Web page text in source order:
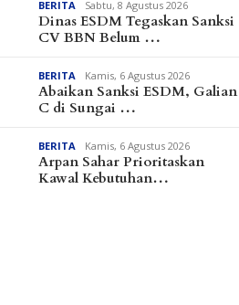
BERITA Sabtu, 8 Agustus 2026
Dinas ESDM Tegaskan Sanksi
CV BBN Belum …
BERITA Kamis, 6 Agustus 2026
Abaikan Sanksi ESDM, Galian
C di Sungai …
BERITA Kamis, 6 Agustus 2026
Arpan Sahar Prioritaskan
Kawal Kebutuhan…